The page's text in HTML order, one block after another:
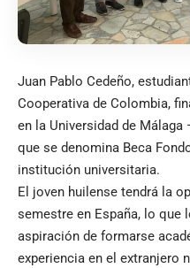
Juan Pablo Cedeño,
Cooperativa de Colombia,
en la Universidad de Málaga
que se denomina Beca
institución universitaria.
El joven huilense tendrá la
semestre en España, lo que
aspiración de formarse
experiencia en el extranjero